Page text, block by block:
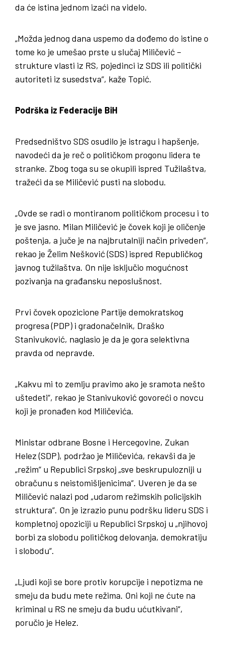
da će istina jednom izaći na videlo.
„Možda jednog dana uspemo da dođemo do istine o
tome ko je umešao prste u slučaj Miličević –
strukture vlasti iz RS, pojedinci iz SDS ili politički
autoriteti iz susedstva“, kaže Topić.
Podrška iz Federacije BiH
Predsedništvo SDS osudilo je istragu i hapšenje,
navodeći da je reč o političkom progonu lidera te
stranke. Zbog toga su se okupili ispred Tužilaštva,
tražeći da se Miličević pusti na slobodu.
„Ovde se radi o montiranom političkom procesu i to
je sve jasno. Milan Miličević je čovek koji je oličenje
poštenja, a juče je na najbrutalniji način priveden“,
rekao je Želim Nešković (SDS) ispred Republičkog
javnog tužilaštva. On nije isključio mogućnost
pozivanja na građansku neposlušnost.
Prvi čovek opozicione Partije demokratskog
progresa (PDP) i gradonačelnik, Draško
Stanivuković, naglasio je da je gora selektivna
pravda od nepravde.
„Kakvu mi to zemlju pravimo ako je sramota nešto
uštedeti“, rekao je Stanivuković govoreći o novcu
koji je pronađen kod Miličevića.
Ministar odbrane Bosne i Hercegovine, Zukan
Helez (SDP), podržao je Miličevića, rekavši da je
„režim“ u Republici Srpskoj „sve beskrupulozniji u
obračunu s neistomišljenicima“. Uveren je da se
Miličević nalazi pod „udarom režimskih policijskih
struktura“. On je izrazio punu podršku lideru SDS i
kompletnoj opoziciji u Republici Srpskoj u „njihovoj
borbi za slobodu političkog delovanja, demokratiju
i slobodu“.
„Ljudi koji se bore protiv korupcije i nepotizma ne
smeju da budu mete režima. Oni koji ne ćute na
kriminal u RS ne smeju da budu ućutkivani“,
poručio je Helez.